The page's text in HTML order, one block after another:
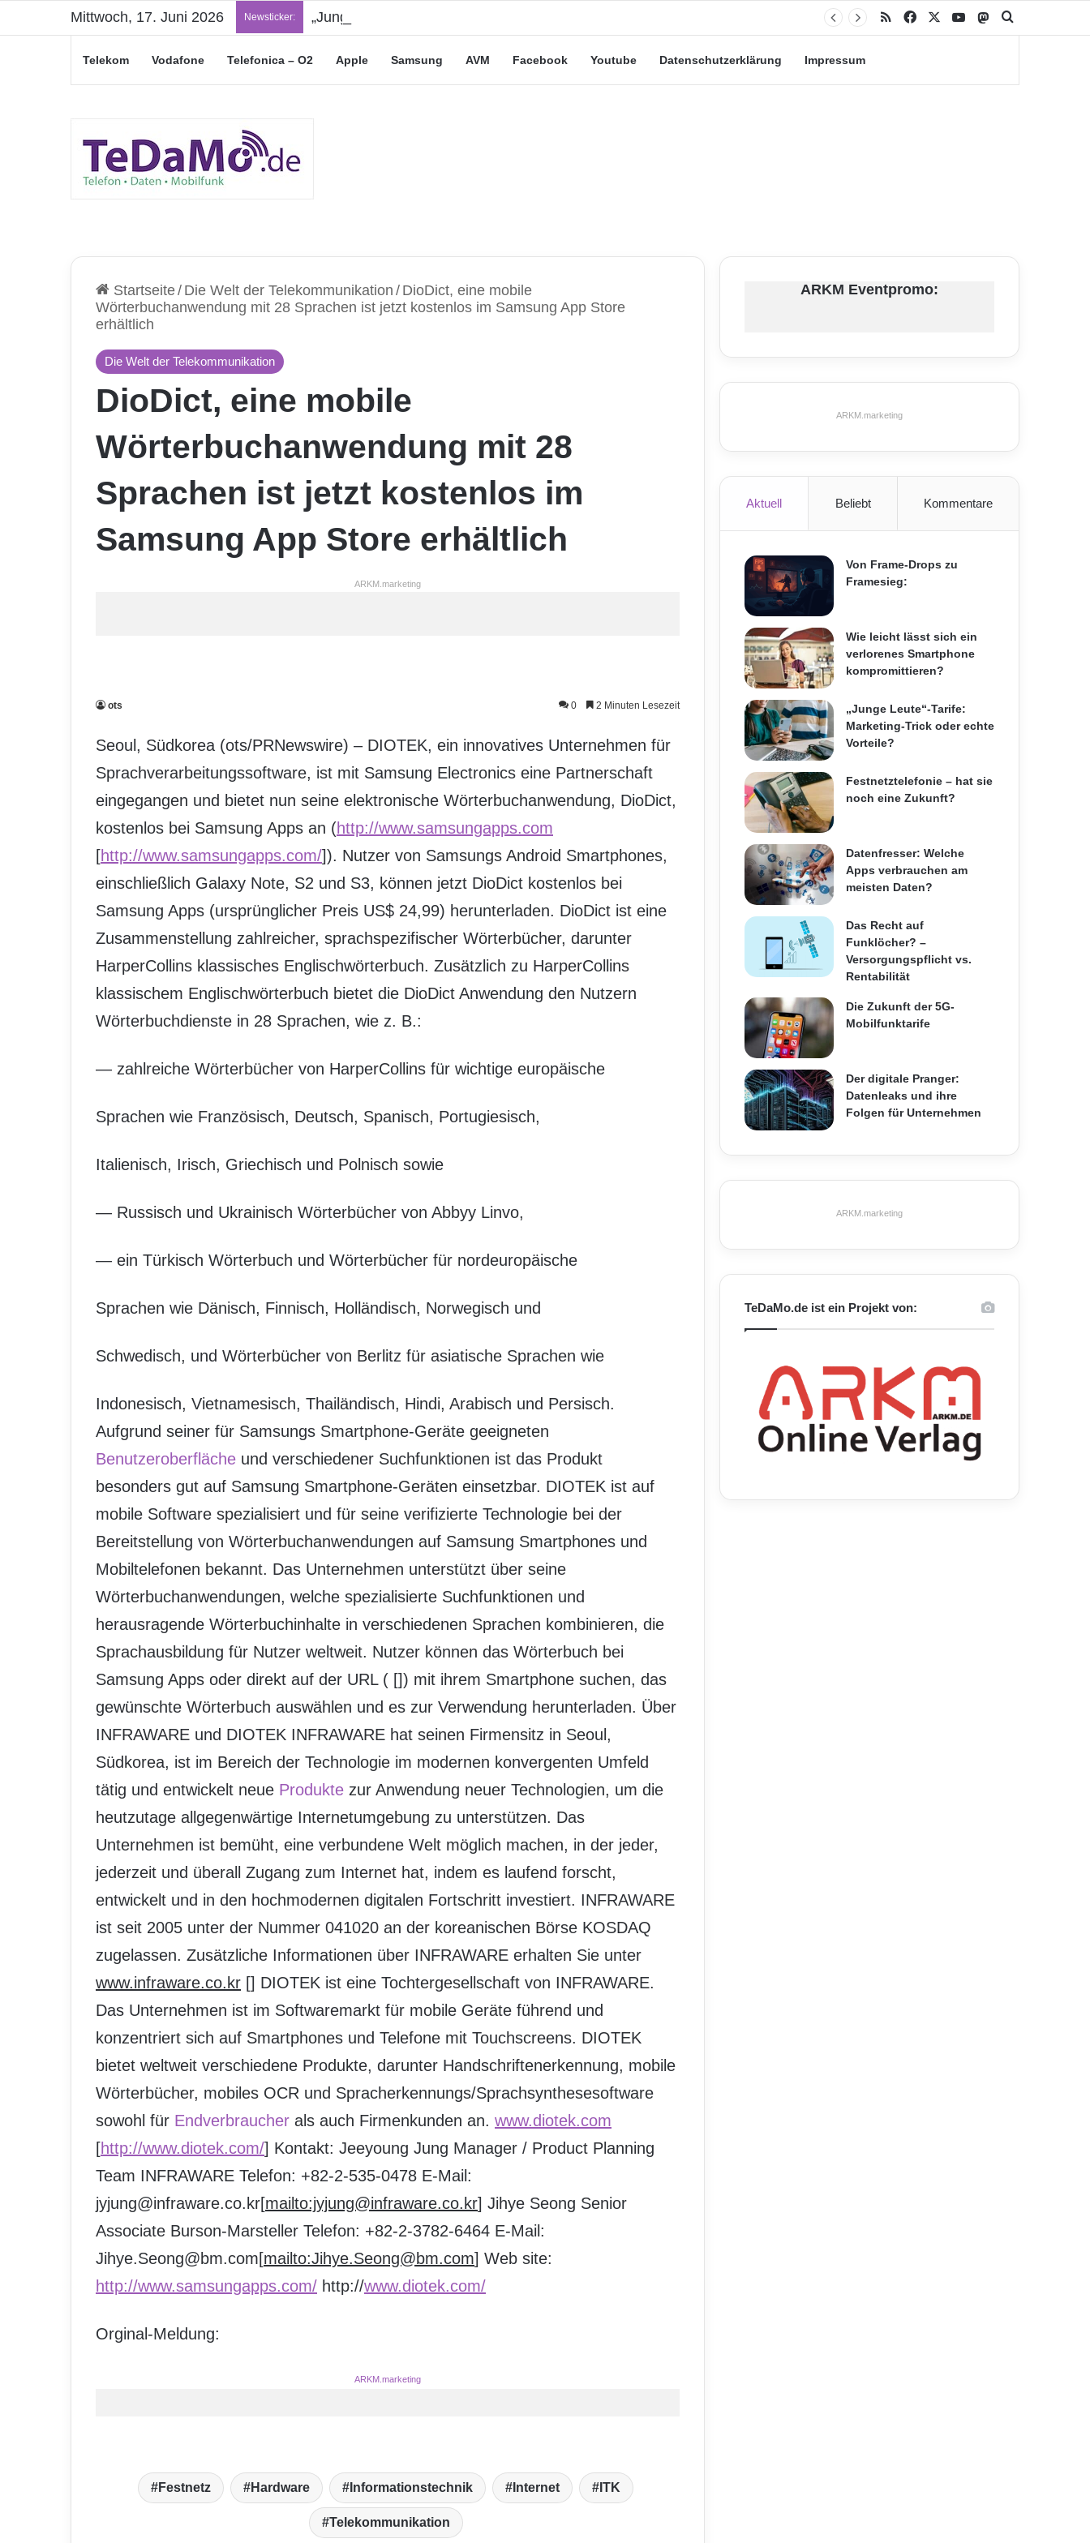
Mittwoch, 17. Juni 2026 Newsticker: „Junge Leute“-Tarife: Marketing-Trick oder echte Vorteile? RSS Facebook YouTubeMastodon
Telekom Vodafone Telefonica – O2 Apple Samsung AVM Facebook Youtube Datenschutzerklärung Impressum
Startseite/ Die Welt der Telekommunikation / DioDict, eine mobile
Wörterbuchanwendung mit 28 Sprachen ist jetzt kostenlos im Samsung App Store
erhältlich
Die Welt der Telekommunikation
DioDict, eine mobile
Wörterbuchanwendung mit 28
Sprachen ist jetzt kostenlos im
Samsung App Store erhältlich
ARKM.marketing
ots 0 2 Minuten Lesezeit
Seoul, Südkorea (ots/PRNewswire) – DIOTEK, ein innovatives Unternehmen für
Sprachverarbeitungssoftware, ist mit Samsung Electronics eine Partnerschaft
eingegangen und bietet nun seine elektronische Wörterbuchanwendung, DioDict,
kostenlos bei Samsung Apps an (http://www.samsungapps.com
[http://www.samsungapps.com/]). Nutzer von Samsungs Android Smartphones,
einschließlich Galaxy Note, S2 und S3, können jetzt DioDict kostenlos bei
Samsung Apps (ursprünglicher Preis US$ 24,99) herunterladen. DioDict ist eine
Zusammenstellung zahlreicher, sprachspezifischer Wörterbücher, darunter
HarperCollins klassisches Englischwörterbuch. Zusätzlich zu HarperCollins
klassischem Englischwörterbuch bietet die DioDict Anwendung den Nutzern
Wörterbuchdienste in 28 Sprachen, wie z. B.:
— zahlreiche Wörterbücher von HarperCollins für wichtige europäische
Sprachen wie Französisch, Deutsch, Spanisch, Portugiesisch,
Italienisch, Irisch, Griechisch und Polnisch sowie
— Russisch und Ukrainisch Wörterbücher von Abbyy Linvo,
— ein Türkisch Wörterbuch und Wörterbücher für nordeuropäische
Sprachen wie Dänisch, Finnisch, Holländisch, Norwegisch und
Schwedisch, und Wörterbücher von Berlitz für asiatische Sprachen wie
Indonesisch, Vietnamesisch, Thailändisch, Hindi, Arabisch und Persisch.
Aufgrund seiner für Samsungs Smartphone-Geräte geeigneten
Benutzeroberfläche und verschiedener Suchfunktionen ist das Produkt
besonders gut auf Samsung Smartphone-Geräten einsetzbar. DIOTEK ist auf
mobile Software spezialisiert und für seine verifizierte Technologie bei der
Bereitstellung von Wörterbuchanwendungen auf Samsung Smartphones und
Mobiltelefonen bekannt. Das Unternehmen unterstützt über seine
Wörterbuchanwendungen, welche spezialisierte Suchfunktionen und
herausragende Wörterbuchinhalte in verschiedenen Sprachen kombinieren, die
Sprachausbildung für Nutzer weltweit. Nutzer können das Wörterbuch bei
Samsung Apps oder direkt auf der URL ( []) mit ihrem Smartphone suchen, das
gewünschte Wörterbuch auswählen und es zur Verwendung herunterladen. Über
INFRAWARE und DIOTEK INFRAWARE hat seinen Firmensitz in Seoul,
Südkorea, ist im Bereich der Technologie im modernen konvergenten Umfeld
tätig und entwickelt neue Produkte zur Anwendung neuer Technologien, um die
heutzutage allgegenwärtige Internetumgebung zu unterstützen. Das
Unternehmen ist bemüht, eine verbundene Welt möglich machen, in der jeder,
jederzeit und überall Zugang zum Internet hat, indem es laufend forscht,
entwickelt und in den hochmodernen digitalen Fortschritt investiert. INFRAWARE
ist seit 2005 unter der Nummer 041020 an der koreanischen Börse KOSDAQ
zugelassen. Zusätzliche Informationen über INFRAWARE erhalten Sie unter
www.infraware.co.kr [] DIOTEK ist eine Tochtergesellschaft von INFRAWARE.
Das Unternehmen ist im Softwaremarkt für mobile Geräte führend und
konzentriert sich auf Smartphones und Telefone mit Touchscreens. DIOTEK
bietet weltweit verschiedene Produkte, darunter Handschriftenerkennung, mobile
Wörterbücher, mobiles OCR und Spracherkennungs/Sprachsynthesesoftware
sowohl für Endverbraucher als auch Firmenkunden an. www.diotek.com
[http://www.diotek.com/] Kontakt: Jeeyoung Jung Manager / Product Planning
Team INFRAWARE Telefon: +82-2-535-0478 E-Mail:
jyjung@infraware.co.kr[mailto:jyjung@infraware.co.kr] Jihye Seong Senior
Associate Burson-Marsteller Telefon: +82-2-3782-6464 E-Mail:
Jihye.Seong@bm.com[mailto:Jihye.Seong@bm.com] Web site:
http://www.samsungapps.com/ http://www.diotek.com/
Orginal-Meldung:
ARKM.marketing
Festnetz Hardware Informationstechnik Internet ITK
Telekommunikation
ARKM Eventpromo:
ARKM.marketing
Aktuell Beliebt Kommentare
Von Frame-Drops zu
Framesieg:
Wie leicht lässt sich ein
verlorenes Smartphone
kompromittieren?
„Junge Leute“-Tarife:
Marketing-Trick oder echte
Vorteile?
Festnetztelefonie – hat sie
noch eine Zukunft?
Datenfresser: Welche
Apps verbrauchen am
meisten Daten?
Das Recht auf
Funklöcher? –
Versorgungspflicht vs.
Rentabilität
Die Zukunft der 5G-
Mobilfunktarife
Der digitale Pranger:
Datenleaks und ihre
Folgen für Unternehmen
ARKM.marketing
TeDaMo.de ist ein Projekt von: